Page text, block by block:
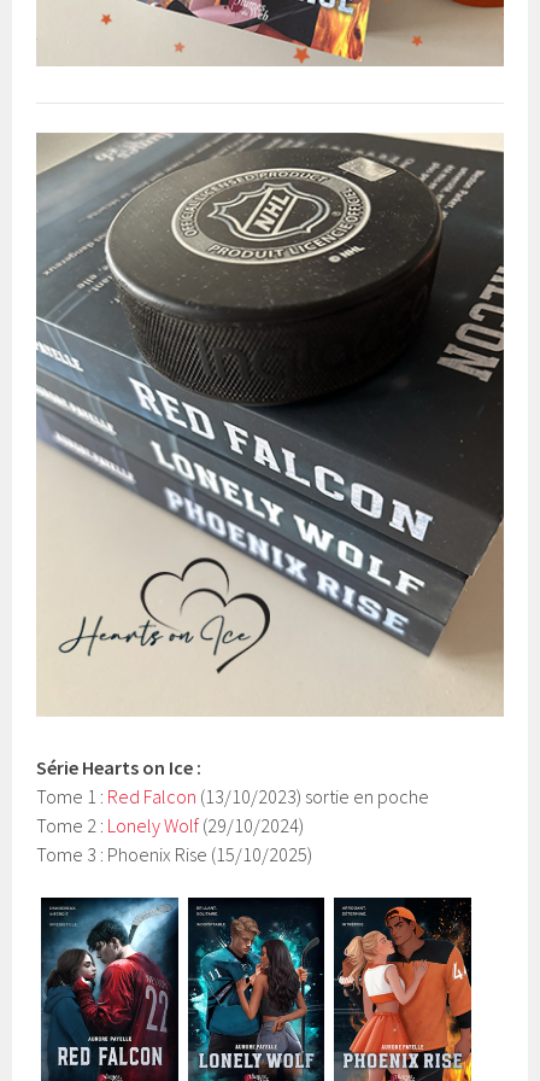
Série Hearts on Ice :
Tome 1 : Red Falcon (13/10/2023) sortie en poche
Tome 2 : Lonely Wolf (29/10/2024)
Tome 3 : Phoenix Rise (15/10/2025)